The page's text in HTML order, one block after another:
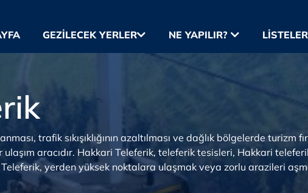
GEZILECEK YERLER NE YAPILIR? LISTELER
trafik sıkışıklığının azaltılması ve dağlık bölgelerde turizm
aracıdır. Hakkari Teleferik, teleferik tesisleri, Hakkari
yerden yüksek noktalara ulaşmak veya zorlu arazileri